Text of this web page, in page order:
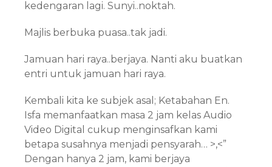
kedengaran lagi. Sunyi..noktah.
Majlis berbuka puasa..tak jadi.
Jamuan hari raya..berjaya. Nanti aku buatkan
entri untuk jamuan hari raya.
Kembali kita ke subjek asal; Ketabahan En.
Isfa memanfaatkan masa 2 jam kelas Audio
Video Digital cukup menginsafkan kami
betapa susahnya menjadi pensyarah… >,<”
Dengan hanya 2 jam, kami berjaya